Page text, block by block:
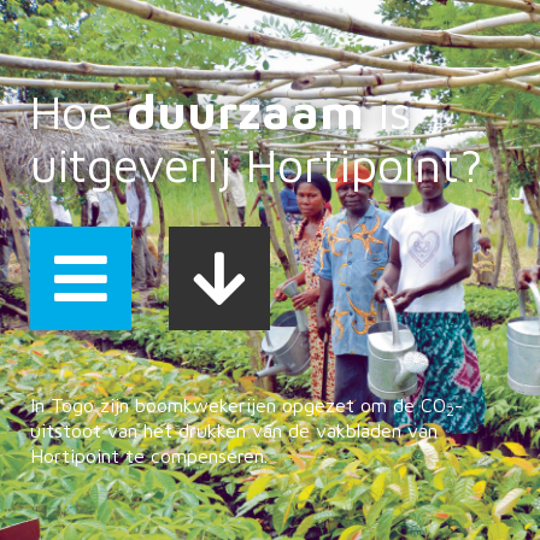
Hoeduurzaamis
uitgeverij Hortipoint?
In Togo zijn boomkwekerijen opgezet om de CO2-
uitstoot van het drukken van de vakbladen van
Hortipoint te compenseren.